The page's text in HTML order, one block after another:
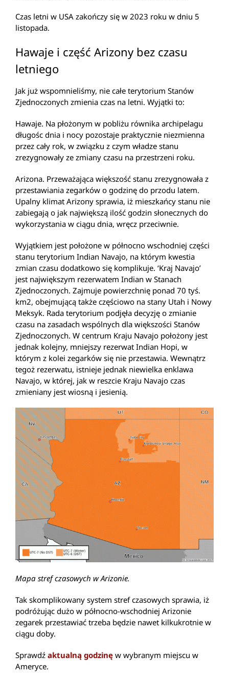
Czas letni w USA zakończy się w 2023 roku w dniu 5
listopada.
Hawaje i część Arizony bez czasu
letniego
Jak już wspomnieliśmy, nie całe terytorium Stanów
Zjednoczonych zmienia czas na letni. Wyjątki to:
Hawaje. Na płożonym w pobliżu równika archipelagu
długośc dnia i nocy pozostaje praktycznie niezmienna
przez cały rok, w związku z czym władze stanu
zrezygnowały ze zmiany czasu na przestrzeni roku.
Arizona. Przeważająca większość stanu zrezygnowała z
przestawiania zegarków o godzinę do przodu latem.
Upalny klimat Arizony sprawia, iż mieszkańcy stanu nie
zabiegają o jak największą ilość godzin słonecznych do
wykorzystania w ciągu dnia, wręcz przeciwnie.
Wyjątkiem jest położone w północno wschodniej części
stanu terytorium Indian Navajo, na którym kwestia
zmian czasu dodatkowo się komplikuje. ‘Kraj Navajo’
jest największym rezerwatem Indian w Stanach
Zjednoczonych. Zajmuje powierzchnię ponad 70 tyś.
km2, obejmującą także częściowo na stany Utah i Nowy
Meksyk. Rada terytorium podjęła decyzję o zmianie
czasu na zasadach wspólnych dla większości Stanów
Zjednoczonych. W centrum Kraju Navajo położony jest
jednak kolejny, mniejszy rezerwat Indian Hopi, w
którym z kolei zegarków się nie przestawia. Wewnątrz
tegoż rezerwatu, istnieje jednak niewielka enklawa
Navajo, w której, jak w reszcie Kraju Navajo czas
zmieniany jest wiosną i jesienią.
Mapa stref czasowych w Arizonie.
Tak skomplikowany system stref czasowych sprawia, iż
podróżując dużo w północno-wschodniej Arizonie
zegarek przestawiać trzeba będzie nawet kilkukrotnie w
ciągu doby.
Sprawdź aktualną godzinę w wybranym miejscu w
Ameryce.